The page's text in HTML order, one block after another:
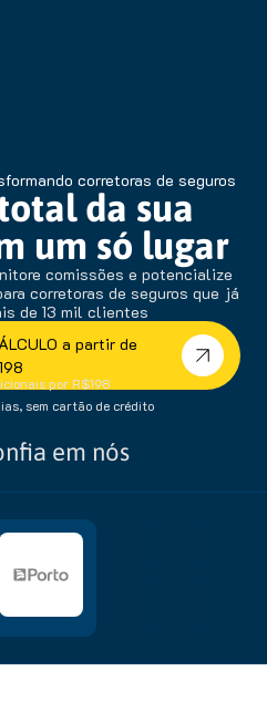
corretoras de seguros
da sua
um só lugar
comissões e potencialize
corretoras de seguros que já
de 13 mil clientes
a partir de
por R$198
sem cartão de crédito
em nós